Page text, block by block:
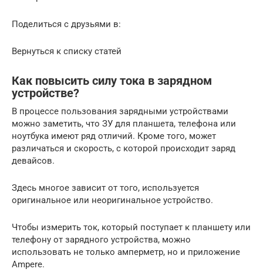
Поделиться с друзьями в:
Вернуться к списку статей
Как повысить силу тока в зарядном
устройстве?
В процессе пользования зарядными устройствами
можно заметить, что ЗУ для планшета, телефона или
ноутбука имеют ряд отличий. Кроме того, может
различаться и скорость, с которой происходит заряд
девайсов.
Здесь многое зависит от того, используется
оригинальное или неоригинальное устройство.
Чтобы измерить ток, который поступает к планшету или
телефону от зарядного устройства, можно
использовать не только амперметр, но и приложение
Ampere.